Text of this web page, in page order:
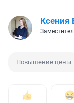
Ксения
Повышение цены